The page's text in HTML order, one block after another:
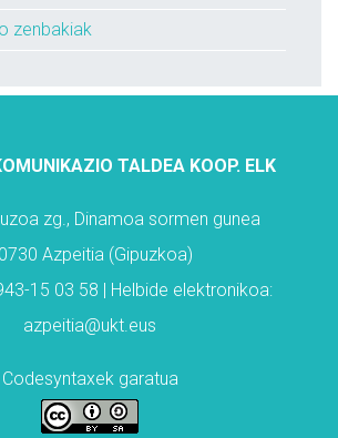
zenbakiak
TALDEA KOOP. ELK
zg., Dinamoa sormen gunea
Azpeitia (Gipuzkoa)
15 03 58 | Helbide elektronikoa:
azpeitia@ukt.eus
Codesyntaxek garatua